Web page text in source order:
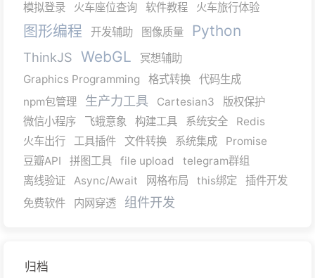
模拟登录 火车座位查询 软件教程 火车旅行体验
图形编程 开发辅助 图像质量 Python
ThinkJS WebGL
冥想辅助
Graphics Programming
格式转换
代码生成
npm包管理
生产力工具 Cartesian3
版权保护
微信小程序
飞蛾意象 构建工具 系统安全
Redis
火车出行
工具插件 文件转换 系统集成
Promise
豆瓣API
拼图工具 file upload
telegram群组
离线验证
Async/Await 网格布局 this绑定
插件开发
免费软件
内网穿透 组件开发
归档